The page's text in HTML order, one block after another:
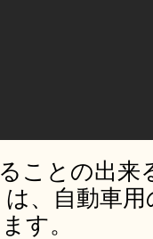
ことの出
、自動車
す。